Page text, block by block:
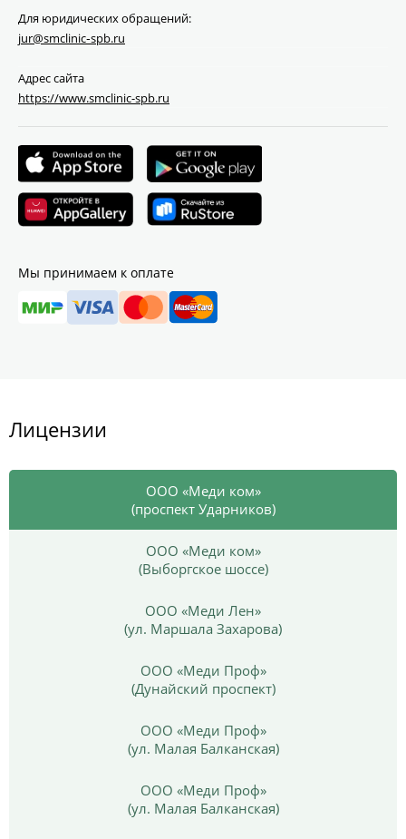
Для юридических обращений:
jur@smclinic‑spb.ru
Адрес сайта
https://www.smclinic-spb.ru
Мы принимаем к оплате
Лицензии
ООО «Меди ком»
(проспект Ударников)
ООО «Меди ком»
(Выборгское шоссе)
ООО «Меди Лен»
(ул. Маршала Захарова)
ООО «Меди Проф»
(Дунайский проспект)
ООО «Меди Проф»
(ул. Малая Балканская)
ООО «Меди Проф»
(ул. Малая Балканская)